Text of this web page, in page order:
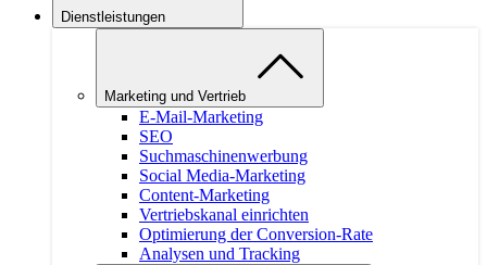
Dienstleistungen
Marketing und Vertrieb
E-Mail-Marketing
SEO
Suchmaschinenwerbung
Social Media-Marketing
Content-Marketing
Vertriebskanal einrichten
Optimierung der Conversion-Rate
Analysen und Tracking